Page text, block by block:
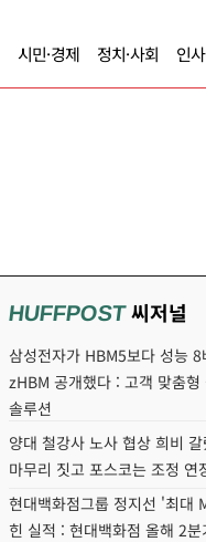
시민·경제 정치·사회 인
HUFFPOST씨저널
삼성전자가 HBM5보다 성능
zHBM 공개했다 : 고객 맞춤
솔루션
양대 철강사 노사 협상 희비
마무리 짓고 포스코는 조정 연
현대백화점그룹 정지선 '최대
힌 실적 : 현대백화점 올해 2